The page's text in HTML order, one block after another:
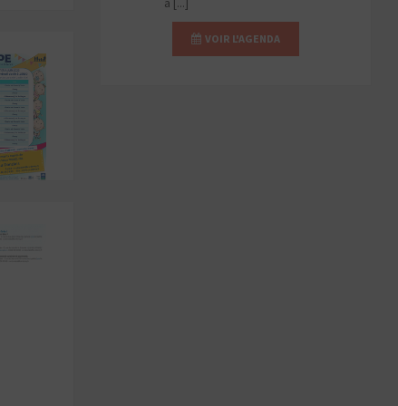
VOIR L'AGENDA